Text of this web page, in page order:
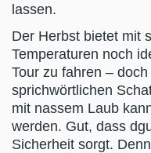
lassen.
Der Herbst bietet mit
Temperaturen noch
Tour zu fahren –
sprichwörtlichen
mit nassem Laub
werden. Gut, dass
Sicherheit sorgt.